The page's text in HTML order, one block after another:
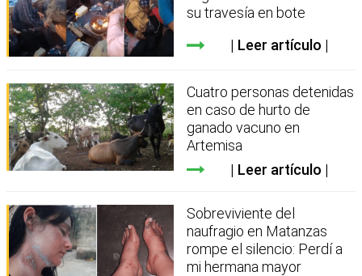
su travesía en bote
Leer artículo
Cuatro personas detenidas
en caso de hurto de
ganado vacuno en
Artemisa
Leer artículo
Sobreviviente del
naufragio en Matanzas
rompe el silencio: Perdí a
mi hermana mayor